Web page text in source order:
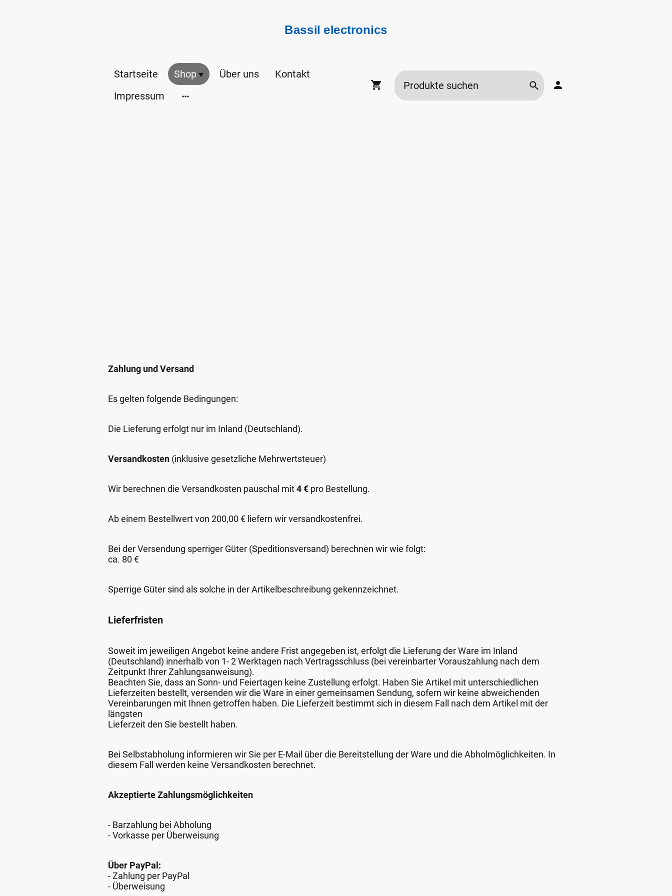
Bassil electronics
Startseite Shop Über uns
Kontakt
Impressum
Zahlung und Versand
Es gelten folgende Bedingungen:
Die Lieferung erfolgt nur im Inland (Deutschland).
Versandkosten (inklusive gesetzliche Mehrwertsteuer)
Wir berechnen die Versandkosten pauschal mit4 € pro Bestellung.
Ab einem Bestellwert von 200,00 € liefern wir versandkostenfrei.
Bei der Versendung sperriger Güter (Speditionsversand) berechnen wir wie folgt:
ca. 80 €
Sperrige Güter sind als solche in der Artikelbeschreibung gekennzeichnet.
Lieferfristen
Soweit im jeweiligen Angebot keine andere Frist angegeben ist, erfolgt die Lieferung der Ware im Inland
(Deutschland) innerhalb von 1- 2 Werktagen nach Vertragsschluss (bei vereinbarter Vorauszahlung nach dem
Zeitpunkt Ihrer Zahlungsanweisung).
Beachten Sie, dass an Sonn- und Feiertagen keine Zustellung erfolgt. Haben Sie Artikel mit unterschiedlichen
Lieferzeiten bestellt, versenden wir die Ware in einer gemeinsamen Sendung, sofern wir keine abweichenden
Vereinbarungen mit Ihnen getroffen haben. Die Lieferzeit bestimmt sich in diesem Fall nach dem Artikel mit der
längsten
Lieferzeit den Sie bestellt haben.
Bei Selbstabholung informieren wir Sie per E-Mail über die Bereitstellung der Ware und die Abholmöglichkeiten. In
diesem Fall werden keine Versandkosten berechnet.
Akzeptierte Zahlungsmöglichkeiten
- Barzahlung bei Abholung
- Vorkasse per Überweisung
Über PayPal:
- Zahlung per PayPal
- Überweisung